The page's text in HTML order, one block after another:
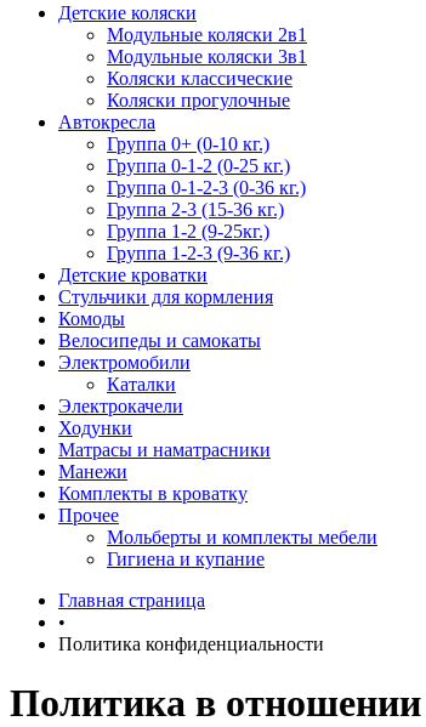
Детские коляски
Модульные коляски 2в1
Модульные коляски 3в1
Коляски классические
Коляски прогулочные
Автокресла
Группа 0+ (0-10 кг.)
Группа 0-1-2 (0-25 кг.)
Группа 0-1-2-3 (0-36 кг.)
Группа 2-3 (15-36 кг.)
Группа 1-2 (9-25кг.)
Группа 1-2-3 (9-36 кг.)
Детские кроватки
Стульчики для кормления
Комоды
Велосипеды и самокаты
Электромобили
Каталки
Электрокачели
Ходунки
Матрасы и наматрасники
Манежи
Комплекты в кроватку
Прочее
Мольберты и комплекты мебели
Гигиена и купание
Главная страница
•
Политика конфиденциальности
Политика в